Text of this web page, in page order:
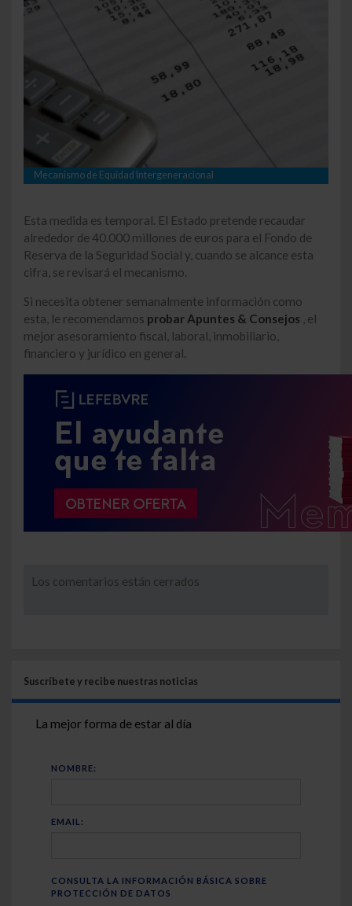
Mecanismo de Equidad Intergeneracional
Esta medida es temporal. El Estado pretende recaudar
alrededor de 40.000 millones de euros para el Fondo de
Reserva de la Seguridad Social y, cuando se alcance esta
cifra, se revisará el mecanismo.
Si necesita obtener semanalmente información como
esta, le recomendamos probar Apuntes & Consejos
, el
mejor asesoramiento fiscal, laboral, inmobiliario,
financiero y jurídico en general.
Los comentarios están cerrados
Suscríbete y recibe nuestras noticias
La mejor forma de estar al día
NOMBRE:
EMAIL:
CONSULTA LA INFORMACIÓN BÁSICA SOBRE
PROTECCIÓN DE DATOS